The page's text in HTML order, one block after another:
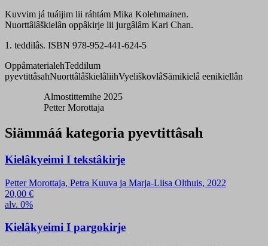
Kuvvim já tuáijim lii ráhtám Mika Kolehmainen.
Nuorttâlâškielân oppâkirje lii jurgâlâm Kari Chan.
1. teddilâs. ISBN 978-952-441-624-5
OppâmaterialehTeddilum
pyevtittâsahNuorttâlâškielâliihVyeliškovlâSämikielâ eenikiellân
Almostittemihe 2025
Petter Morottaja
Siämmáá kategoria pyevtittâsah
Kielâkyeimi I tekstâkirje
Petter Morottaja, Petra Kuuva ja Marja-Liisa Olthuis, 2022
20,00 €
alv. 0%
Kielâkyeimi I pargokirje